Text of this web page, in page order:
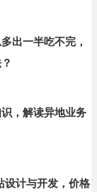
出一半吃不完，
，解读异地业务
设计与开发，价格